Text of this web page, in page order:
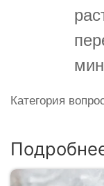
Категория